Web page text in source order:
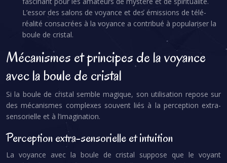
L’essor des salons de voyance et des émissions de télé-
réalité consacrées à la voyance a contribué à populariser la
boule de cristal.
Mécanismes et principes de la voyance
avec la boule de cristal
Si la boule de cristal semble magique, son utilisation repose sur
des mécanismes complexes souvent liés à la perception extra-
sensorielle et à l’imagination.
Perception extra-sensorielle et intuition
La voyance avec la boule de cristal suppose que le voyant